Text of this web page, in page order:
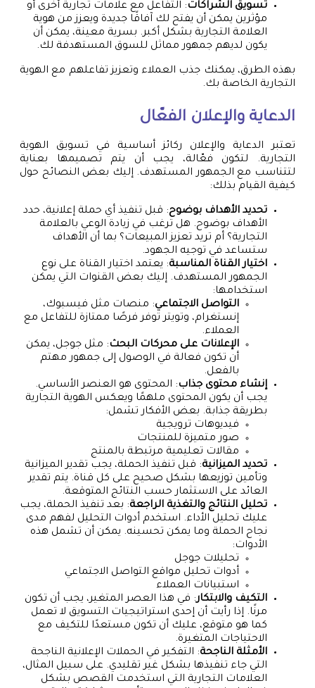
تسويق الشراكات: التفاعل مع علامات تجارية أخرى أو
مؤثرين يمكن أن يفتح لك آفاقًا جديدة ويعزز من هوية
العلامة التجارية بشكل أكبر. بسرية معينة، يمكن أن
يكون لديهم جمهور مماثل للسوق المستهدفة لك.
بهذه الطرق، يمكنك جذب العملاء وتعزيز تفاعلهم مع الهوية
التجارية الخاصة بك.
الدعاية والإعلان الفعّال
تعتبر الدعاية والإعلان ركائز أساسية في تسويق الهوية
التجارية. لتكون فعّالة، يجب أن يتم تصميمها بعناية
لتتناسب مع الجمهور المستهدف. إليك بعض النصائح حول
كيفية القيام بذلك:
تحديد الأهداف بوضوح: قبل تنفيذ أي حملة إعلانية، حدد
الأهداف بوضوح. هل ترغب في زيادة الوعي بالعلامة
التجارية؟ أم تريد تعزيز المبيعات؟ بما أن الأهداف
ستساعد في توجيه الجهود.
اختيار القناة المناسبة: يعتمد اختيار القناة على نوع
الجمهور المستهدف. إليك بعض القنوات التي يمكن
استخدامها:
التواصل الاجتماعي: منصات مثل فيسبوك،
إنستغرام، وتويتر توفر فرصًا ممتازة للتفاعل مع
العملاء.
الإعلانات على محركات البحث: مثل جوجل، يمكن
أن تكون فعالة في الوصول إلى جمهور مهتم
بالفعل.
إنشاء محتوى جذاب: المحتوى هو العنصر الأساسي.
يجب أن يكون المحتوى ملهمًا ويعكس الهوية التجارية
بطريقة جذابة. بعض الأفكار تشمل:
فيديوهات ترويجية
صور متميزة للمنتجات
مقالات تعليمية مرتبطة بالمنتج
تحديد الميزانية: قبل تنفيذ الحملة، يجب تقدير الميزانية
وتأمين توزيعها بشكل صحيح على كل قناة. يتم تقدير
العائد على الاستثمار حسب النتائج المتوقعة.
تحليل النتائج والتغذية الراجعة: بعد تنفيذ الحملة، يجب
عليك تحليل الأداء. استخدم أدوات التحليل لفهم مدى
نجاح الحملة وما يمكن تحسينه. يمكن أن تشمل هذه
الأدوات:
تحليلات جوجل
أدوات تحليل مواقع التواصل الاجتماعي
استبيانات العملاء
التكيف والابتكار: في هذا العصر المتغير، يجب أن تكون
مرنًا. إذا رأيت أن إحدى استراتيجيات التسويق لا تعمل
كما هو متوقع، عليك أن تكون مستعدًا للتكيف مع
الاحتياجات المتغيرة.
الأمثلة الناجحة: التفكير في الحملات الإعلانية الناجحة
التي جاء تنفيذها بشكل غير تقليدي. على سبيل المثال،
العلامات التجارية التي استخدمت القصص بشكل